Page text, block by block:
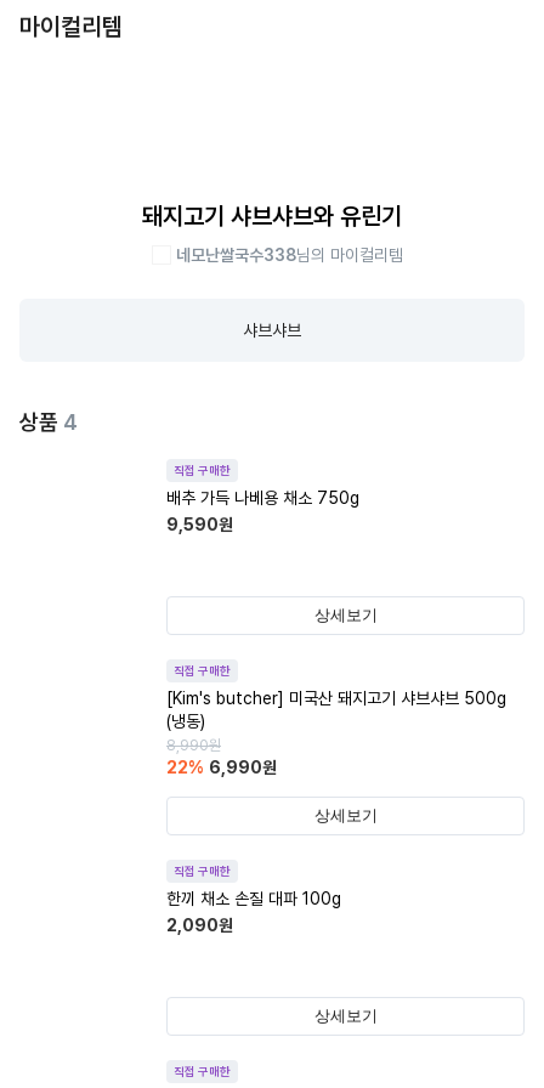
마이컬리템
돼지고기 샤브샤브와 유린기
네모난쌀국수338님의 마이컬리템
샤브샤브
상품 4
직접 구매한
배추 가득 나베용 채소 750g
9,590원
상세보기
직접 구매한
[Kim's butcher] 미국산 돼지고기 샤브샤브 500g
(냉동)
8,990원
22% 6,990원
상세보기
직접 구매한
한끼 채소 손질 대파 100g
2,090원
상세보기
직접 구매한